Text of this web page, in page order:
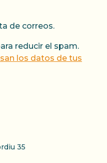
de correos.
reducir el spam.
los datos de tus
35